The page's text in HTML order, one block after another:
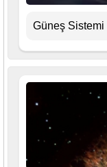
Güneş Sistemi